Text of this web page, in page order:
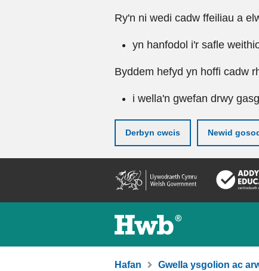
Ry'n ni wedi cadw ffeiliau a
yn hanfodol i'r safle
Byddem hefyd yn hoffi cadw
i wella'n gwefan drwy
Derbyn cwcis Newid
gynnwy
Hafan Gwella ysgolion ac